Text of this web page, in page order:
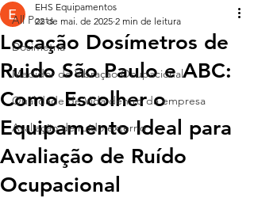
All Posts
Dosimetria
Medidor de Vibração Ocupacional
Qualidade de Vida dentro da empresa
Avaliação de ruído externo
Locação Dosímetros de
Ruido São Paulo e ABC:
Como Escolher o
Equipamento Ideal para
Avaliação de Ruído
Ocupacional
EHS Equipamentos
22 de mai. de 2025 2 min de leitura